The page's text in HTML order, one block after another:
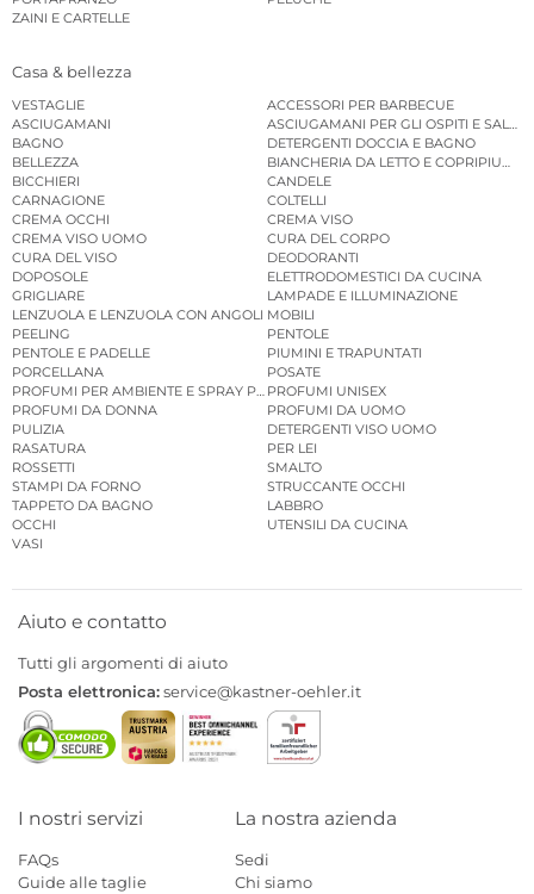
ZAINI E CARTELLE
Casa & bellezza
VESTAGLIE
ACCESSORI PER BARBECUE
ASCIUGAMANI
ASCIUGAMANI PER GLI OSPITI E
BAGNO
DETERGENTI DOCCIA E BAGNO
BELLEZZA
BIANCHERIA DA LETTO E COPRIPIUMINI
BICCHIERI
CANDELE
CARNAGIONE
COLTELLI
CREMA OCCHI
CREMA VISO
CREMA VISO UOMO
CURA DEL CORPO
CURA DEL VISO
DEODORANTI
DOPOSOLE
ELETTRODOMESTICI DA CUCINA
GRIGLIARE
LAMPADE E ILLUMINAZIONE
LENZUOLA E LENZUOLA CON ANGOLI MOBILI
PEELING
PENTOLE
PENTOLE E PADELLE
PIUMINI E TRAPUNTATI
PORCELLANA
POSATE
PROFUMI PER AMBIENTE E SPRAY PER AMBIENTE
PROFUMI UNISEX
PROFUMI DA DONNA
PROFUMI DA UOMO
PULIZIA
DETERGENTI VISO UOMO
RASATURA
PER LEI
ROSSETTI
SMALTO
STAMPI DA FORNO
STRUCCANTE OCCHI
TAPPETO DA BAGNO
LABBRO
OCCHI
UTENSILI DA CUCINA
VASI
Aiuto e contatto
Tutti gli argomenti di aiuto
Posta elettronica:service@kastner-oehler.it
I nostri servizi
FAQs
Guide alle taglie
La nostra azienda
Sedi
Chi siamo